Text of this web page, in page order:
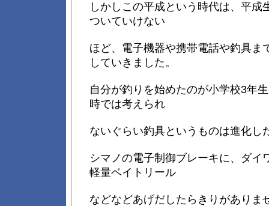
しかしこの平成という時代は、平成
ついていけない
ほど、電子機器や携帯電話や釣具ま
していきました。
自分が釣りを始めたのが小学校3年
時では考えられ
ないぐらい釣具というものは進化し
シマノの電子制御ブレーキに、ダイ
軽量ベイトリール
などなどあげだしたらきりがありま